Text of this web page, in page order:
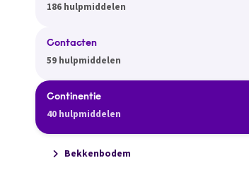
186 hulpmiddelen
Contacten
59 hulpmiddelen
Continentie
40 hulpmiddelen
Bekkenbodem